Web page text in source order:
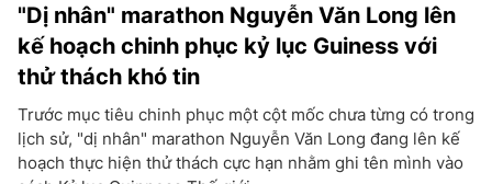
"Dị nhân" marathon Nguyễn Văn Long lên
kế hoạch chinh phục kỷ lục Guiness với
thử thách khó tin
Trước mục tiêu chinh phục một cột mốc chưa từng có trong
lịch sử, "dị nhân" marathon Nguyễn Văn Long đang lên kế
hoạch thực hiện thử thách cực hạn nhằm ghi tên mình vào